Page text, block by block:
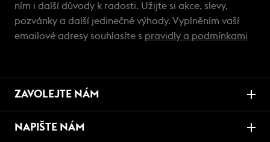
ním i další důvody k radosti. Užijte si akce, slevy,
pozvánky a další jedinečné výhody. Vyplněním vaší
emailové adresy souhlasíte s pravidly a podmínkami
ZAVOLEJTE NÁM
NAPIŠTE NÁM